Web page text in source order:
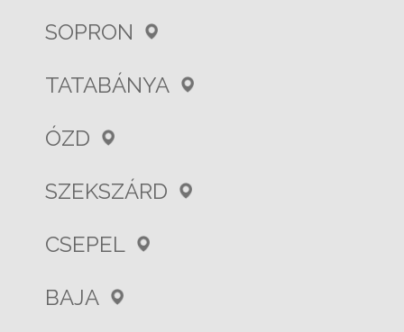
SOPRON
TATABÁNYA
ÓZD
SZEKSZÁRD
CSEPEL
BAJA